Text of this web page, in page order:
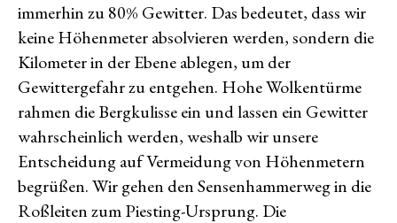
immerhin zu 80% Gewitter. Das bedeutet, dass wir
keine Höhenmeter absolvieren werden, sondern die
Kilometer in der Ebene ablegen, um der
Gewittergefahr zu entgehen. Hohe Wolkentürme
rahmen die Bergkulisse ein und lassen ein Gewitter
wahrscheinlich werden, weshalb wir unsere
Entscheidung auf Vermeidung von Höhenmetern
begrüßen. Wir gehen den Sensenhammerweg in die
Roßleiten zum Piesting-Ursprung. Die